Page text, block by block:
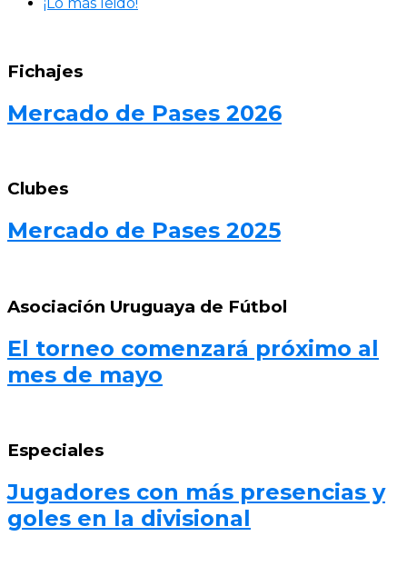
Fichajes
Mercado de Pases 2026
Clubes
Mercado de Pases 2025
Asociación Uruguaya de Fútbol
El torneo comenzará próximo al
mes de mayo
Especiales
Jugadores con más presencias y
goles en la divisional